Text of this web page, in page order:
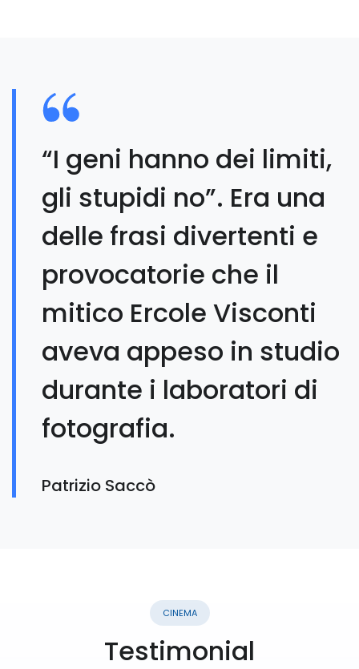
“I geni hanno dei limiti,
gli stupidi no”. Era una
delle frasi divertenti e
provocatorie che il
mitico Ercole Visconti
aveva appeso in studio
durante i laboratori di
fotografia.
Patrizio Saccò
CINEMA
Testimonial